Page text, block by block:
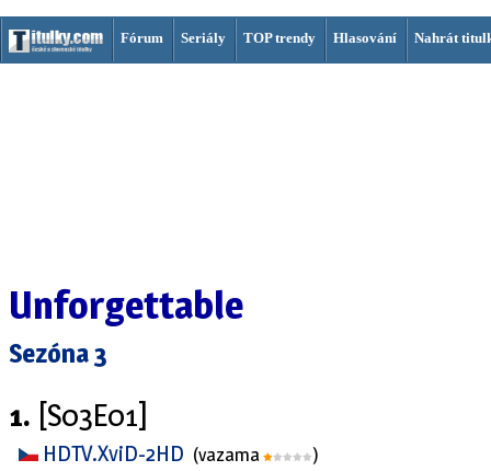
Fórum Seriály TOP trendy Hlasování Nahrát
Unforgettable
Sezóna 3
1. [S03E01]
HDTV.XviD-2HD (vazama )